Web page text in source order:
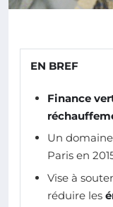
EN BREF
Finance
Un
Paris en
Vise à
réduire les